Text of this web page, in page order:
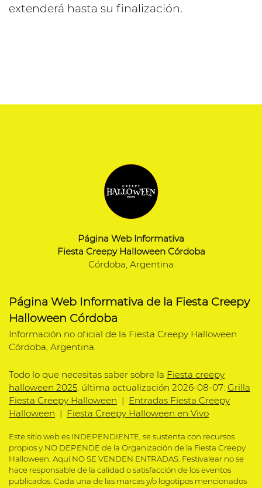
extenderá hasta su finalización.
Página Web Informativa
Fiesta Creepy Halloween Córdoba
Córdoba, Argentina
Página Web Informativa de la Fiesta Creepy
Halloween Córdoba
Información no oficial de la Fiesta Creepy Halloween
Córdoba, Argentina.
Todo lo que necesitas saber sobre la Fiesta creepy
halloween 2025, última actualización 2026-08-07: Grilla
Fiesta Creepy Halloween | Entradas Fiesta Creepy
Halloween | Fiesta Creepy Halloween en Vivo
Este sitio web es INDEPENDIENTE, se sustenta con recursos
propios y NO DEPENDE de la Organización de la Fiesta Creepy
Halloween. Aquí NO SE VENDEN ENTRADAS. Festivalear no se
hace responsable de la calidad o satisfacción de los eventos
publicados. Cada una de las marcas y/o logotipos mencionados